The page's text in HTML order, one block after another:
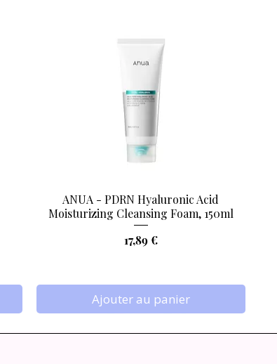
souvent liée aux
personne souhaitant
Aperçu rapide
ANUA - PDRN Hyaluronic Acid
Moisturizing Cleansing Foam, 150ml
Prix
17,89 €
Ajouter au panier